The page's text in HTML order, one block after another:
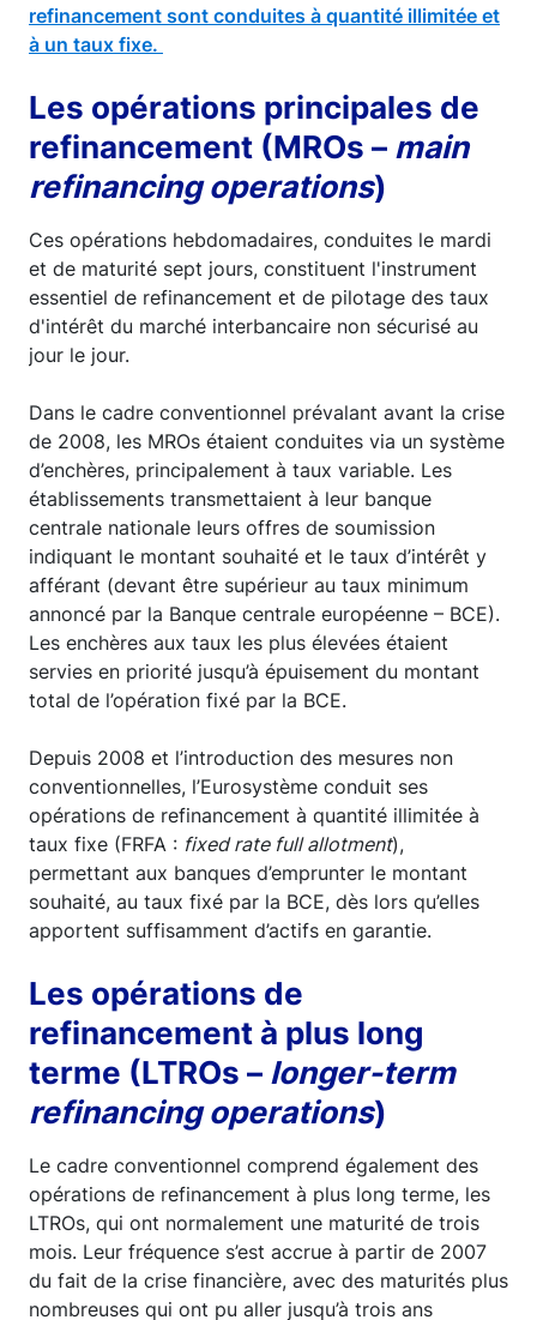
refinancement sont conduites à quantité illimitée et
à un taux fixe.
Les opérations principales de
refinancement (MROs – main
refinancing operations)
Ces opérations hebdomadaires, conduites le mardi
et de maturité sept jours, constituent l'instrument
essentiel de refinancement et de pilotage des taux
d'intérêt du marché interbancaire non sécurisé au
jour le jour.
Dans le cadre conventionnel prévalant avant la crise
de 2008, les MROs étaient conduites via un système
d’enchères, principalement à taux variable. Les
établissements transmettaient à leur banque
centrale nationale leurs offres de soumission
indiquant le montant souhaité et le taux d’intérêt y
afférant (devant être supérieur au taux minimum
annoncé par la Banque centrale européenne – BCE).
Les enchères aux taux les plus élevées étaient
servies en priorité jusqu’à épuisement du montant
total de l’opération fixé par la BCE.
Depuis 2008 et l’introduction des mesures non
conventionnelles, l’Eurosystème conduit ses
opérations de refinancement à quantité illimitée à
taux fixe (FRFA : fixed rate full allotment),
permettant aux banques d’emprunter le montant
souhaité, au taux fixé par la BCE, dès lors qu’elles
apportent suffisamment d’actifs en garantie.
Les opérations de
refinancement à plus long
terme (LTROs – longer-term
refinancing operations)
Le cadre conventionnel comprend également des
opérations de refinancement à plus long terme, les
LTROs, qui ont normalement une maturité de trois
mois. Leur fréquence s’est accrue à partir de 2007
du fait de la crise financière, avec des maturités plus
nombreuses qui ont pu aller jusqu’à trois ans